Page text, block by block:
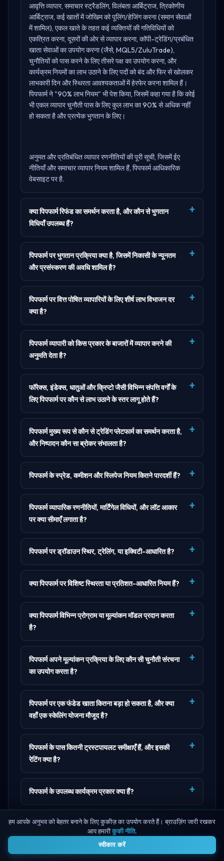
आवृत्ति व्यापार, समाचार स्ट्रैडलिंग, विलंबता आर्बिट्राज, त्रिकोणीय
आर्बिट्राज, कई खातों में जोखिम को पूलिंग/हेजिंग करना (समान सेवाओं
में शामिल), एकल खाते के तहत कई व्यक्तियों की गतिविधियों को
एकत्रित करना, दूसरों की ओर से व्यापार करना, कॉपी-ट्रेडिंग/प्रबंधित
खाता सेवाओं का उपयोग करना (जैसे, MQL5/ZuluTrade),
चुनौतियों को पास करने के लिए तीसरे पक्ष का उपयोग करना, और
कार्यक्रम नियमों का लाभ उठाने के लिए पदों को बंद और फिर से खोलकर
लाभकारी दिन और स्थिरता आवश्यकताओं में हेरफेर करना शामिल हैं।
पिपफार्म ने "90% लाभ नियम" भी पेश किया, जिसमें कहा गया है कि कोई
भी एकल व्यापार चुनौती पास के लिए कुल लाभ का 90% से अधिक नहीं
हो सकता है और प्रत्येक भुगतान के लिए।
अनुमत और प्रतिबंधित व्यापार रणनीतियों की पूरी सूची, जिसमें ईए
नीतियाँ और समाचार व्यापार नियम शामिल हैं, पिपफार्म आधिकारिक
वेबसाइट पर है.
क्या पिपफार्म रिफंड का समर्थन करता है, और कौन से भुगतान
विधियाँ उपलब्ध हैं?
पिपफार्म पर भुगतान प्रक्रिया क्या है, जिसमें निकासी के न्यूनतम
और प्रसंस्करण की अवधि शामिल है?
पिपफार्म पर वित्त पोषित व्यापारियों के लिए शीर्ष लाभ विभाजन दर
क्या है?
पिपफार्म व्यापारी को किस प्रकार के बाजारों में व्यापार करने की
अनुमति देता है?
फॉरेक्स, इंडेक्स, धातुओं और क्रिप्टो जैसी विभिन्न संपत्ति वर्गों के
लिए पिपफार्म पर कौन से लाभ उठाने के स्तर लागू होते हैं?
पिपफार्म मुख्य रूप से कौन से ट्रेडिंग प्लेटफार्म का समर्थन करता है,
और निष्पादन कौन सा ब्रोकर संभालता है?
पिपफार्म के स्प्रेड, कमीशन और स्लिपेज नियम कितने पारदर्शी हैं?
पिपफार्म व्यापारिक रणनीतियों, मार्टिंगेल विधियों, और लॉट आकार
पर क्या सीमाएँ लगाता है?
पिपफार्म पर ड्रॉडाउन स्थिर, ट्रेलिंग, या इक्विटी-आधारित है?
क्या पिपफार्म पर विशिष्ट स्थिरता या प्रतिशत-आधारित नियम हैं?
क्या पिपफार्म विभिन्न प्रोग्राम या मूल्यांकन मॉडल प्रदान करता
है?
पिपफार्म अपने मूल्यांकन प्रक्रिया के लिए कौन सी चुनौती संरचना
का उपयोग करता है?
पिपफार्म पर एक फंडेड खाता कितना बड़ा हो सकता है, और क्या
वहाँ एक स्केलिंग योजना मौजूद है?
पिपफार्म के पास कितनी ट्रस्टपायलट समीक्षाएँ हैं, और इसकी
रेटिंग क्या है?
पिपफार्म के उपलब्ध कार्यक्रम प्रकार क्या हैं?
पिपफार्म पर खाता सीमाएँ कैसे संरचित हैं, जिसमें बहु-खाता नीतियाँ
और लॉट आकार सीमाएँ शामिल हैं?
हम आपके अनुभव को बेहतर बनाने के लिए कुकीज़ का उपयोग करते हैं। ब्राउज़िंग जारी रखकर
आप हमारीकुकी नीति.
स्वीकार करें